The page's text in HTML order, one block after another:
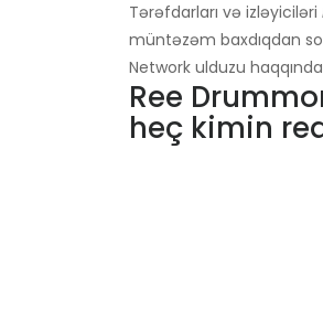
Tərəfdarları və izləyiciləri
müntəzəm baxdıqdan
Network ulduzu
Ree
heç kimin